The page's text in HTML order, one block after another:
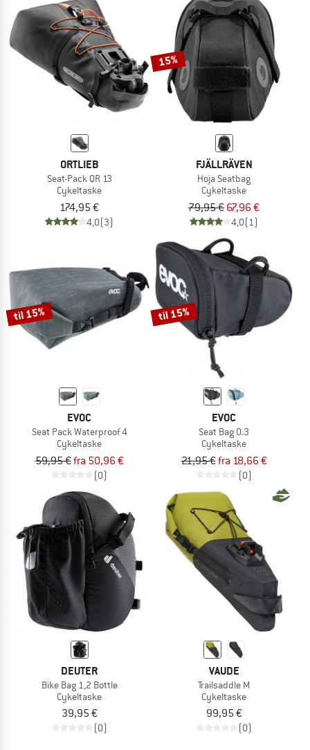
ORTLIEB
Seat-Pack QR 13
Cykeltaske
174,95 €
4,0(3)
15%
FJÄLLRÄVEN
Hoja Seatbag
Cykeltaske
79,95 € 67,96 €
4,0(1)
til 15%
EVOC
Seat Pack Waterproof 4
Cykeltaske
59,95 €fra 50,96 €
(0)
til 15%
EVOC
Seat Bag 0.3
Cykeltaske
21,95 €fra 18,66 €
(0)
DEUTER
Bike Bag 1,2 Bottle
Cykeltaske
39,95 €
(0)
VAUDE
Trailsaddle M
Cykeltaske
99,95 €
(0)